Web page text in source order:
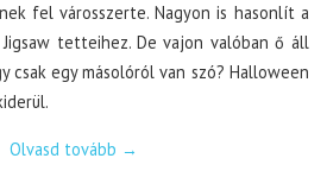
fel városszerte. Nagyon is hasonlít a
tetteihez. De vajon valóban ő áll
csak egy másolóról van szó? Halloween
Olvasd tovább →